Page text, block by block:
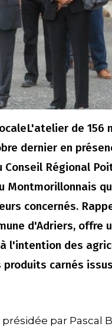
de 156
dernier en
Conseil Régional
Montmorillonnais
concernés.
d'Adriers, offre
l'intention des
carnés
par Pascal